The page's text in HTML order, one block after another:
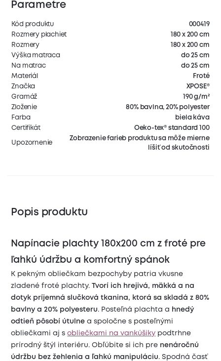
Parametre
Kód produktu
000419
Rozmery plachiet
180 x 200 cm
Rozmery
180 x 200 cm
Výška matraca
do 25 cm
Na matrac
do 25 cm
Materiál
Froté
Značka
XPOSE®
Gramáž
190 g/m²
Zloženie
80% bavlna, 20% polyester
Farba
biela káva
Certifikát
Oeko-tex® standard 100
Upozornenie
Zobrazenie farieb produktu sa môže mierne
líšiť od skutočnosti
Popis produktu
Napínacie plachty 180x200 cm z froté pre
ľahkú údržbu a komfortný spánok
K pekným obliečkam bezpochyby patria vkusne
zladené froté plachty.Tvorí ich hrejivá, mäkká a na
dotyk príjemná slučková tkanina, ktorá sa skladá z 80%
bavlny a 20% polyesteru. Posteľná plachta a hnedý
odtieň pôsobí útulnea spoločne s posteľnými
obliečkami aj sobliečkami na vankúšiky podtrhne
prírodný štýl interiéru. Obľúbite si ich pre nenáročnú
údržbu bez žehlenia a ľahkú manipuláciu. Spodná časť